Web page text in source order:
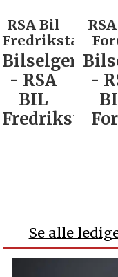
RSA Bil
Fredrikstad:
Bilselger
- RSA
BIL
Fredrikstad
-
Se alle